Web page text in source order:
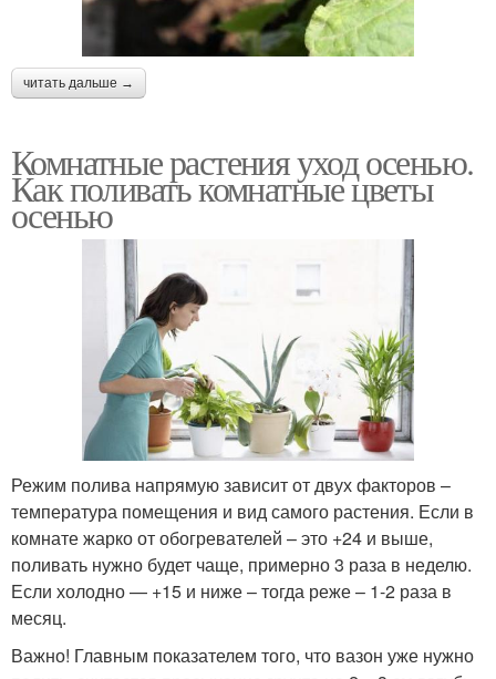
читать дальше →
Комнатные растения уход осенью.
Как поливать комнатные цветы
осенью
Режим полива напрямую зависит от двух факторов –
температура помещения и вид самого растения. Если в
комнате жарко от обогревателей – это +24 и выше,
поливать нужно будет чаще, примерно 3 раза в неделю.
Если холодно — +15 и ниже – тогда реже – 1-2 раза в
месяц.
Важно! Главным показателем того, что вазон уже нужно